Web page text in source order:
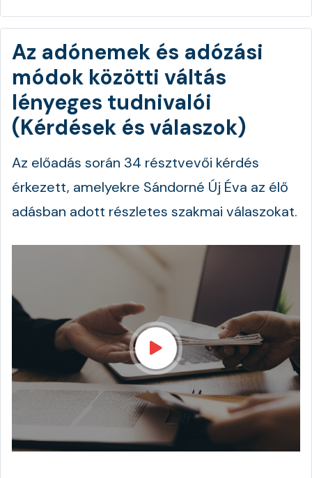
Az adónemek és adózási
módok közötti váltás
lényeges tudnivalói
(Kérdések és válaszok)
Az előadás során 34 résztvevői kérdés
érkezett, amelyekre Sándorné Új Éva az élő
adásban adott részletes szakmai válaszokat.